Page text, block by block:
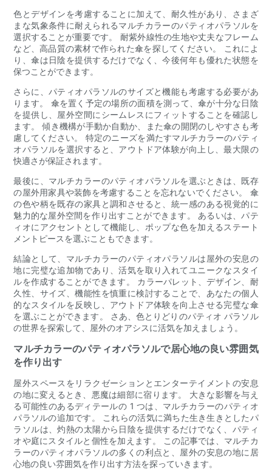
色とデザインを考慮することに加えて、耐久性があり、さまざ
まな気象条件に耐えられるマルチカラーのパティオパラソルを
選択することが重要です。 耐紫外線性の生地や丈夫なフレーム
など、高品質の素材で作られた傘を探してください。 これによ
り、傘は日陰を提供するだけでなく、今後何年も優れた状態を
保つことができます。
さらに、パティオパラソルのサイズと機能も考慮する必要があ
ります。 傘を置く予定の場所の面積を測って、傘が十分な日陰
を提供し、屋外空間にシームレスにフィットすることを確認し
ます。 傾き機構が手動か自動か、また傘の開閉のしやすさも考
慮してください。 特定のニーズを満たすマルチカラーのパティ
オパラソルを選択すると、アウトドア体験が向上し、最大限の
快適さが保証されます。
最後に、マルチカラーのパティオパラソルを選ぶときは、既存
の屋外用家具や装飾を考慮することを忘れないでください。 傘
の色や柄を既存の家具と調和させると、統一感のある視覚的に
魅力的な屋外空間を作り出すことができます。 あるいは、パテ
ィオにアクセントとして機能し、ポップな色を加えるステート
メントピースを選ぶこともできます。
結論として、マルチカラーのパティオパラソルは屋外の安息の
地に完璧な追加物であり、活気を取り入れてユニークなスタイ
ルを作成することができます。 カラーパレット、デザイン、耐
久性、サイズ、機能性を慎重に検討することで、あなたの個人
的なスタイルを反映し、アウトドア体験を向上させる完璧な傘
を選ぶことができます。 さあ、色とりどりのパティオ パラソル
の世界を探索して、屋外のオアシスに活気を加えましょう。
マルチカラーのパティオパラソルで居心地の良い雰囲気
を作り出す
屋外スペースをリラクゼーションとエンターテイメントの安息
の地に変えるとき、悪魔は細部に宿ります。 大きな影響を与え
る可能性のあるディテールの 1 つは、マルチカラーのパティオ
パラソルの追加です。 これらの活気に満ちた生き生きとしたパ
ラソルは、灼熱の太陽から日陰を提供するだけでなく、パティ
オや庭にスタイルと個性を加えます。 この記事では、マルチカ
ラーのパティオパラソルの多くの利点と、屋外の安息の地に居
心地の良い雰囲気を作り出す方法を探っていきます。